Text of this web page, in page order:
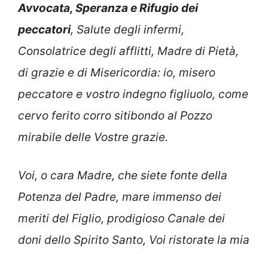
Avvocata, Speranza e Rifugio dei
peccatori, Salute degli infermi,
Consolatrice degli afflitti, Madre di Pietà,
di grazie e di Misericordia: io, misero
peccatore e vostro indegno figliuolo, come
cervo ferito corro sitibondo al Pozzo
mirabile delle Vostre grazie.
Voi, o cara Madre, che siete fonte della
Potenza del Padre, mare immenso dei
meriti del Figlio, prodigioso Canale dei
doni dello Spirito Santo, Voi ristorate la mia